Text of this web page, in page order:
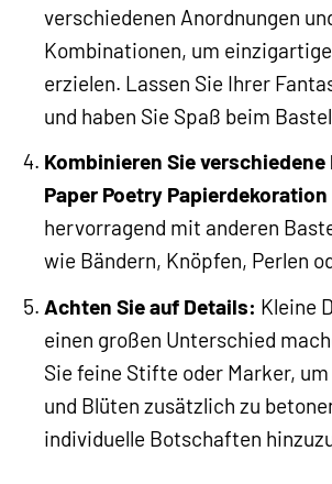
verschiedenen Anordnungen
Kombinationen, um
erzielen. Lassen Sie Ihrer
und haben Sie Spaß beim
Kombinieren Sie
Paper Poetry Papierdekoration
hervorragend mit anderen
wie Bändern, Knöpfen, Perlen
Achten Sie auf Details: Kleine
einen großen Unterschied
Sie feine Stifte oder Marker,
und Blüten zusätzlich zu
individuelle Botschaften